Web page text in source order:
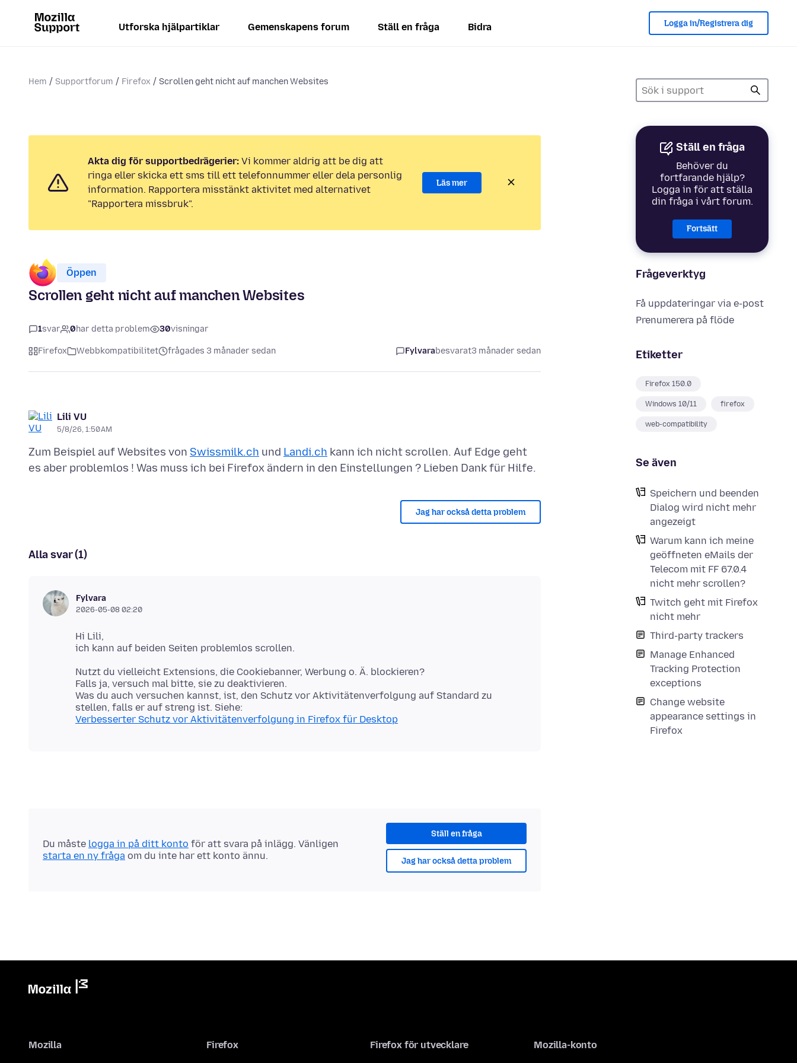
Utforska hjälpartiklar Gemenskapens forum Ställ en fråga Bidra Logga in/Registrera dig
Hem Supportforum Firefox Scrollen geht nicht auf manchen Websites
Ställ en fråga
Behöver du
fortfarande hjälp?
Logga in för att ställa
din fråga i vårt forum.
Fortsätt
Frågeverktyg
Få uppdateringar via e-post
Prenumerera på flöde
Etiketter
Firefox 150.0
Windows 10/11 firefox
web-compatibility
Se även
Speichern und beenden
Dialog wird nicht mehr
angezeigt
Warum kann ich meine
geöffneten eMails der
Telecom mit FF 67.0.4
nicht mehr scrollen?
Twitch geht mit Firefox
nicht mehr
Third-party trackers
Manage Enhanced
Tracking Protection
exceptions
Change website
appearance settings in
Firefox
Akta dig för supportbedrägerier: Vi kommer aldrig att be dig att
ringa eller skicka ett sms till ett telefonnummer eller dela personlig
information. Rapportera misstänkt aktivitet med alternativet
"Rapportera missbruk".
Läs mer
Öppen
Scrollen geht nicht auf manchen Websites
1svar 0har detta problem 30visningar
Firefox Webbkompatibilitet frågades 3 månader sedan Fylvarabesvarat3 månader sedan
Lili VU
5/8/26, 1:50 AM
Zum Beispiel auf Websites von Swissmilk.ch und Landi.ch kann ich nicht scrollen. Auf Edge geht
Jag har också detta problem
Alla svar (1)
Fylvara
2026-05-08 02:20
Hi Lili,
Nutzt du vielleicht Extensions, die Cookiebanner, Werbung o. Ä. blockieren?
Falls ja, versuch mal bitte, sie zu deaktivieren.
Was du auch versuchen kannst, ist, den Schutz vor Aktivitätenverfolgung auf Standard zu
Verbesserter Schutz vor Aktivitätenverfolgung in Firefox für Desktop
Ställ en fråga
Jag har också detta problem
Du måste logga in på ditt konto för att svara på inlägg. Vänligen
starta en ny fråga om du inte har ett konto ännu.
Mozilla Firefox Firefox för utvecklare Mozilla-konto